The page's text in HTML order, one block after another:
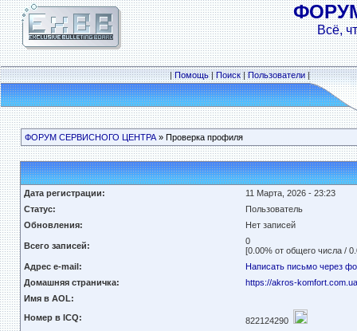
Всё,
|Помощь|Поиск|Пользователи|
ФОРУМ СЕРВИСНОГО ЦЕНТРА» Проверка профиля
Дата регистрации:
11 Марта, 2026 - 23:23
Статус:
Пользователь
Обновления:
Нет записей
Всего записей:
0
[0.00% от общего числа /
Адрес e-mail:
Написать письмо через
Домашняя страничка:
https://akros-
Имя в AOL:
Номер в ICQ:
822124290